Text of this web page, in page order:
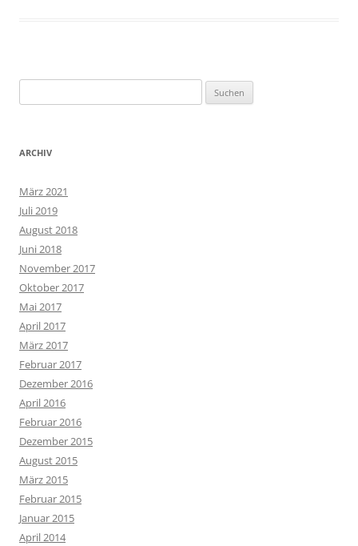
nach:
ARCHIV
März 2021
Juli 2019
August 2018
Juni 2018
November 2017
Oktober 2017
Mai 2017
April 2017
März 2017
Februar 2017
Dezember 2016
April 2016
Februar 2016
Dezember 2015
August 2015
März 2015
Februar 2015
Januar 2015
April 2014